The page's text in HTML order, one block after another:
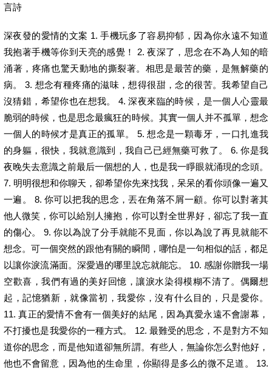
言詩
深夜發的愛情的文案 1. 手機玩多了容易抑郁，因為你永遠不知道
我抱著手機等你到天亮的感覺！ 2. 夜深了，思念在不為人知的暗
涌著，疼痛也驚天動地的撕裂著。相思是最苦的藥，是無解藥的
病。 3. 想念有種疼痛的滋味，想得很甜，念的很苦。我希望自己
沒猜錯，希望你也在想我。 4. 深夜來臨的時候，是一個人心靈最
脆弱的時候，也是思念最瘋狂的時候。其實一個人并不孤單，想念
一個人的時候才是真正的孤單。 5. 想念是一顆毒牙，一口扎進我
的身軀，很快，我就意識到，我自己已經無藥可救了。 6. 你是我
夜晚失去意識之前最后一個想的人，也是我一睜眼就涌現的念頭。
7. 明明很想和你聊天，卻希望你先來找我，呆呆的看你頭像一遍又
一遍。 8. 你可以把我的思念，丟在角落不屑一顧。你可以對著其
他人微笑，你可以給別人擁抱，你可以對全世界好，卻忘了我一直
的傷心。 9. 你以為說了分手就能不見面，你以為說了再見就能不
想念。可一個突然的跟他有關的瞬間，哪怕是一句相似的話，都足
以讓你淚流滿面。深愛過的哪里說忘就能忘。 10. 感謝你贈我一場
空歡喜，我們有過的美好回憶，讓淚水染得模糊不清了。偶爾想
起，記憶猶新，就像當初，我愛你，沒有什么目的，只是愛你。
11. 真正的愛情不會有一個美好的結尾，因為真愛永遠不會謝幕，
不打擾也是我愛你的一種方式。 12. 最難受的思念，不是對方不知
道你的思念，而是他知道卻無所謂。有些人，無論你怎么對他好，
他也不會留意，因為他的生命里，你顯得是多么的微不足道。 13.